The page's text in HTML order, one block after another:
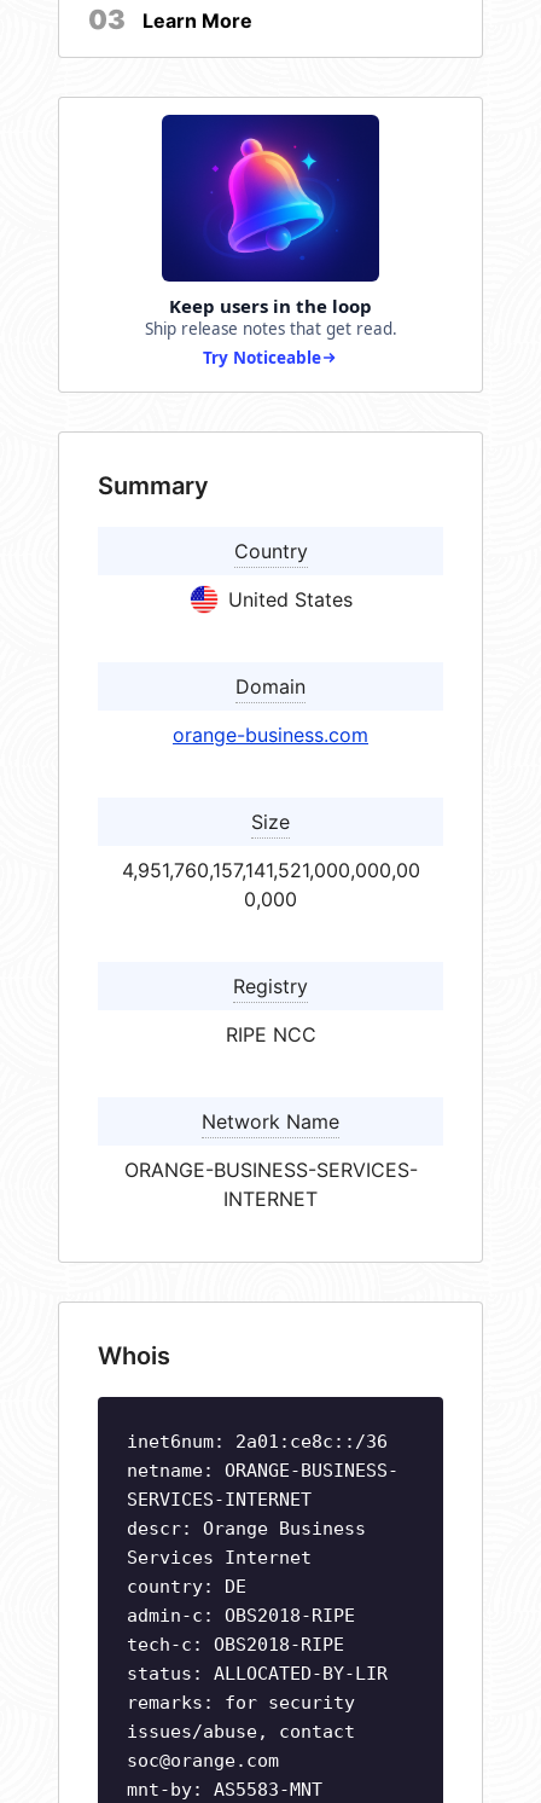
03 Learn More
Keep users in the loop
Ship release notes that get read.
Try Noticeable
Summary
Country
United States
Domain
orange-business.com
Size
4,951,760,157,141,521,000,000,00
0,000
Registry
RIPE NCC
Network Name
ORANGE-BUSINESS-SERVICES-
INTERNET
Whois
inet6num: 2a01:ce8c::/36
netname: ORANGE-BUSINESS-
SERVICES-INTERNET
descr: Orange Business
Services Internet
country: DE
admin-c: OBS2018-RIPE
tech-c: OBS2018-RIPE
status: ALLOCATED-BY-LIR
remarks: for security
issues/abuse, contact
soc@orange.com
mnt-by: AS5583-MNT